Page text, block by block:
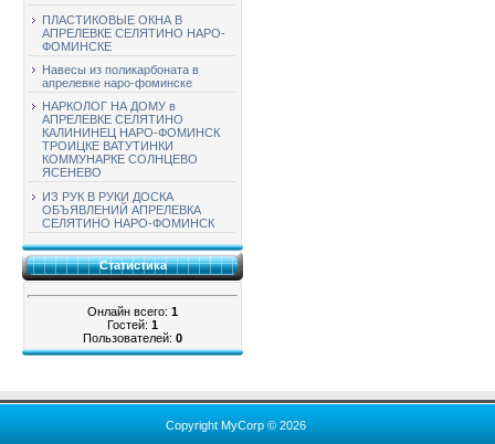
ПЛАСТИКОВЫЕ ОКНА В
АПРЕЛЕВКЕ СЕЛЯТИНО НАРО-
ФОМИНСКЕ
Навесы из поликарбоната в
апрелевке наро-фоминске
НАРКОЛОГ НА ДОМУ в
АПРЕЛЕВКЕ СЕЛЯТИНО
КАЛИНИНЕЦ НАРО-ФОМИНСК
ТРОИЦКЕ ВАТУТИНКИ
КОММУНАРКЕ СОЛНЦЕВО
ЯСЕНЕВО
ИЗ РУК В РУКИ ДОСКА
ОБЪЯВЛЕНИЙ АПРЕЛЕВКА
СЕЛЯТИНО НАРО-ФОМИНСК
Статистика
Онлайн всего: 1
Гостей: 1
Пользователей: 0
Copyright MyCorp © 2026